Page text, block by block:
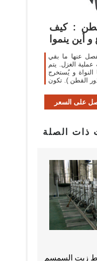
: كيف
و أين ينموا
عنها ما بقي
الغزل. يتم
النواة و يُستخرج
على السعر
ذات الصلة